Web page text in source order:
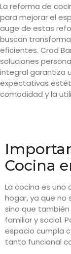
La reforma de
para mejorar el
auge de estas
buscan
eficientes. Crod
soluciones
integral garantiza
expectativas
comodidad y la
Cocina
La cocina es uno
hogar, ya que no
sino que
familiar y social.
espacio cumpla
tanto funcional